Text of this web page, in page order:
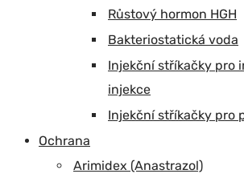
Růstový hormon HGH
Bakteriostatická voda
Injekční stříkačky pro
injekce
Injekční stříkačky pro
Ochrana
Arimidex (Anastrazol)